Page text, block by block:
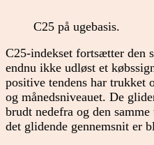
C25 på ugebasis.
C25-indekset fortsætter den
endnu ikke udløst et
positive tendens har trukket
og månedsniveauet. De
brudt nedefra og den
det glidende gennemsnit er